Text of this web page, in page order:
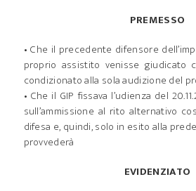
PREMESSO
• Che il precedente difensore
proprio assistito venisse giudicato
condizionato alla sola audizione del
• Che il GIP fissava l’udienza del
sull’ammissione al rito alternativo
difesa e, quindi, solo in esito alla
provvederà
EVIDENZIATO